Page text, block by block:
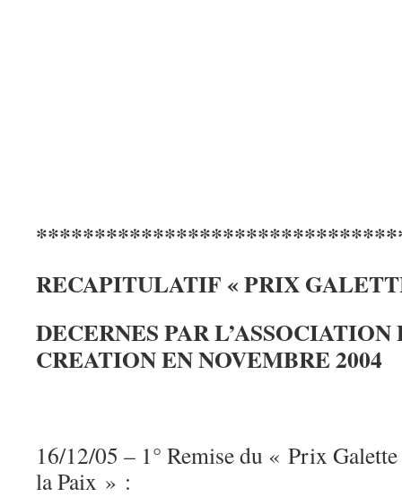
RECAPITULATIF « PRIX
DECERNES PAR L’ASSOCIATION
CREATION EN NOVEMBRE 2004
16/12/05 – 1° Remise du « Prix
la Paix » :